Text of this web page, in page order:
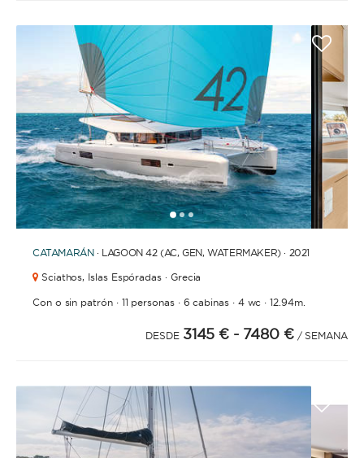
123
CATAMARÁN · LAGOON 42 (AC, GEN, WATERMAKER) · 2021
Sciathos, Islas Espóradas · Grecia
Con o sin patrón· 11 personas· 6 cabinas· 4 wc ·12.94m.
DESDE 3145 € - 7480 € / SEMANA